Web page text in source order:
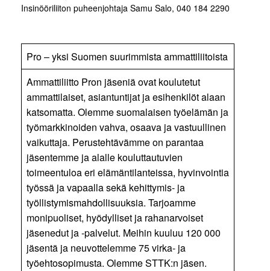
Insinööriliiton puheenjohtaja Samu Salo, 040 184 2290
Pro – yksi Suomen suurimmista ammattiliitoista
Ammattiliitto Pron jäseniä ovat koulutetut
ammattilaiset, asiantuntijat ja esihenkilöt alaan
katsomatta. Olemme suomalaisen työelämän ja
työmarkkinoiden vahva, osaava ja vastuullinen
vaikuttaja. Perustehtävämme on parantaa
jäsentemme ja alalle kouluttautuvien
toimeentuloa eri elämäntilanteissa, hyvinvointia
työssä ja vapaalla sekä kehittymis- ja
työllistymismahdollisuuksia. Tarjoamme
monipuoliset, hyödylliset ja rahanarvoiset
jäsenedut ja -palvelut. Meihin kuuluu 120 000
jäsentä ja neuvottelemme 75 virka- ja
työehtosopimusta. Olemme STTK:n jäsen.